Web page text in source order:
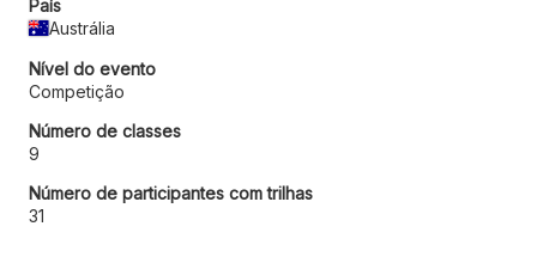
País
Austrália
Nível do evento
Competição
Número de classes
9
Número de participantes com trilhas
31